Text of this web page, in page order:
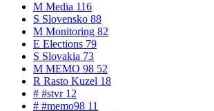
M Media 116
S Slovensko 88
M Monitoring 82
E Elections 79
S Slovakia 73
M MEMO 98 52
R Rasto Kuzel 18
# #stvr 12
# #memo98 11